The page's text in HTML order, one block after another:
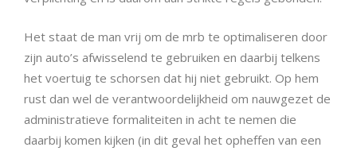
Het staat de man vrij om de mrb te optimaliseren door
zijn auto’s afwisselend te gebruiken en daarbij telkens
het voertuig te schorsen dat hij niet gebruikt. Op hem
rust dan wel de verantwoordelijkheid om nauwgezet de
administratieve formaliteiten in acht te nemen die
daarbij komen kijken (in dit geval het opheffen van een